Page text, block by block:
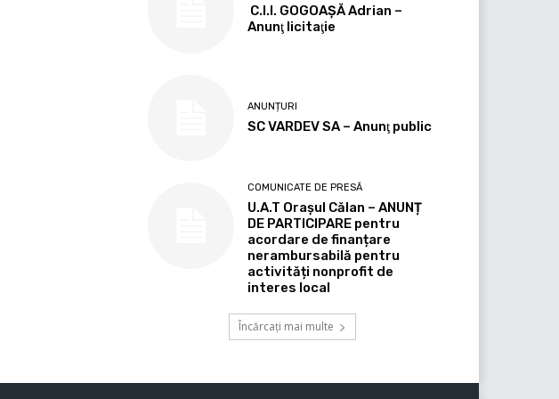
C.I.I. GOGOAŞĂ Adrian –
Anunţ licitaţie
ANUNȚURI
SC VARDEV SA – Anunţ public
COMUNICATE DE PRESĂ
U.A.T Orașul Călan – ANUNȚ
DE PARTICIPARE pentru
acordare de finanțare
nerambursabilă pentru
activități nonprofit de
interes local
Încărcați mai multe